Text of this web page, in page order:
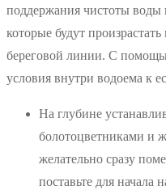
поддержания чистоты воды
которые будут
береговой линии. С
условия внутри водоема к
На глубине
болотоцветниками и
желательно сразу
поставьте для начала